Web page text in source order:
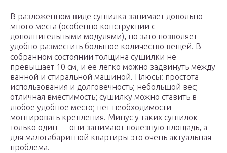
В разложенном виде сушилка занимает довольно
много места (особенно конструкции с
дополнительными модулями), но зато позволяет
удобно разместить большое количество вещей. В
собранном состоянии толщина сушилки не
превышает 10 см, и ее легко можно задвинуть между
ванной и стиральной машиной. Плюсы: простота
использования и долговечность; небольшой вес;
отличная вместимость; сушилку можно ставить в
любое удобное место; нет необходимости
монтировать крепления. Минус у таких сушилок
только один — они занимают полезную площадь, а
для малогабаритной квартиры это очень актуальная
проблема.